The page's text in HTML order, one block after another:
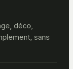
déco,
sans